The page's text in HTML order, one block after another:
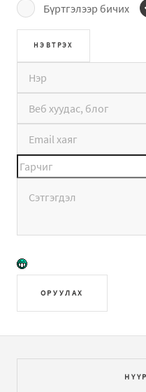
Бүртгэлээр бичих
ОРУУЛАХ